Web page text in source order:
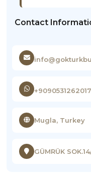
Contact
Mugla, Turkey
GÜMRÜK